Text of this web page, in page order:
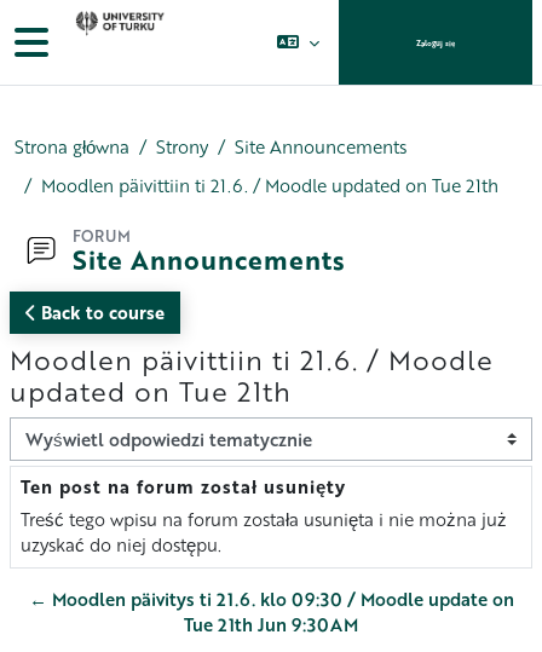
Przejdź do głównej zawartości
Panel boczny Zaloguj się
Strona główna Strony
Site Announcements
Moodlen päivittiin ti 21.6. / Moodle updated on Tue 21th
FORUM
Site Announcements
Back to course
Moodlen päivittiin ti 21.6. / Moodle
updated on Tue 21th
Sposób wyświetlania
Ten post na forum został usunięty
Liczba odpowiedzi: 0
Treść tego wpisu na forum została usunięta i nie można już
uzyskać do niej dostępu.
← Moodlen päivitys ti 21.6. klo 09:30 / Moodle update on
Tue 21th Jun 9:30AM